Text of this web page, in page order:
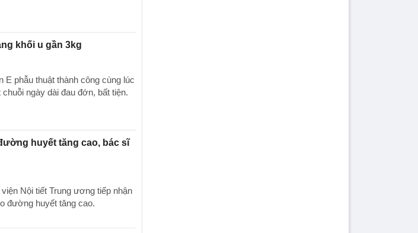
khối u gần 3kg
phẫu thuật thành công cùng lúc
ngày dài đau đớn, bất tiện.
huyết tăng cao, bác sĩ
Nội tiết Trung ương tiếp nhận
đường huyết tăng cao.